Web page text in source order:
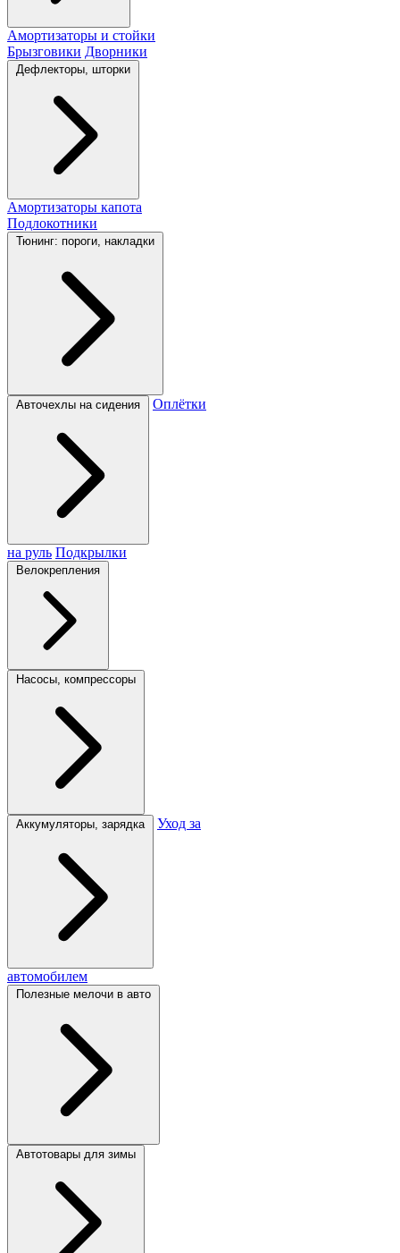
Амортизаторы и стойки
Брызговики Дворники
Дефлекторы, шторки
Амортизаторы капота
Подлокотники
Тюнинг: пороги, накладки
Авточехлы на сидения Оплётки
на руль Подкрылки
Велокрепления
Насосы, компрессоры
Аккумуляторы, зарядка Уход за
автомобилем
Полезные мелочи в авто
Автотовары для зимы